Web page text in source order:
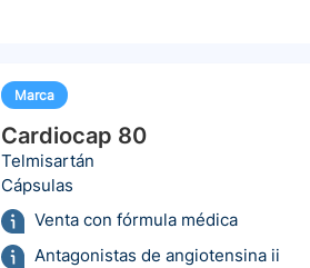
Marca
Cardiocap 80
Telmisartán
Cápsulas
Venta con fórmula médica
Antagonistas de angiotensina ii